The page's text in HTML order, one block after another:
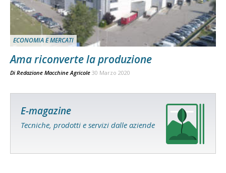
ECONOMIA E MERCATI
Ama riconverte la produzione
Di Redazione Macchine Agricole 30 Marzo 2020
E-magazine
Tecniche, prodotti e servizi dalle aziende